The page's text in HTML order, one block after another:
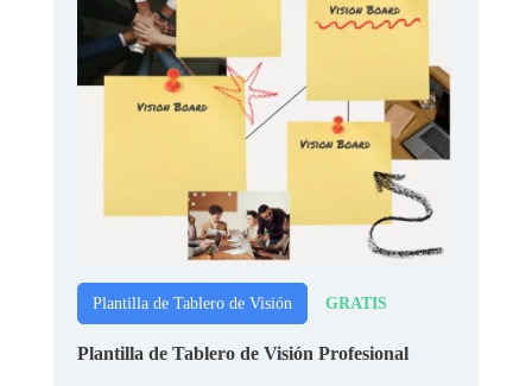
Plantilla de Tablero de Visión GRATIS
Plantilla de Tablero de Visión Profesional